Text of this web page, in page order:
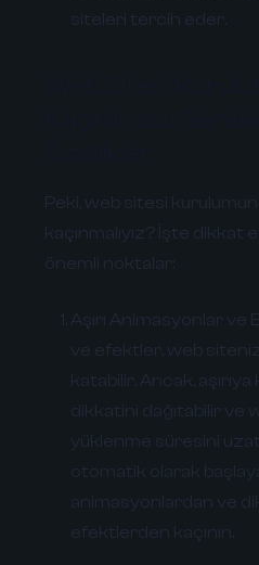
siteleri tercih eder.
Peki, web sitesi
kaçınmalıyız? İşte dikkat
önemli noktalar:
Aşırı Animasyonlar ve
ve efektler, web
katabilir. Ancak, aşırıya
dikkatini dağıtabilir ve
yüklenme süresini
otomatik olarak
animasyonlardan ve
efektlerden kaçının.